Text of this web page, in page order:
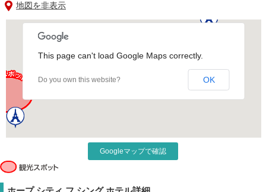
地図を非表示
This page can't load Google Maps correctly.
Do you own this website? OK
Googleマップで確認